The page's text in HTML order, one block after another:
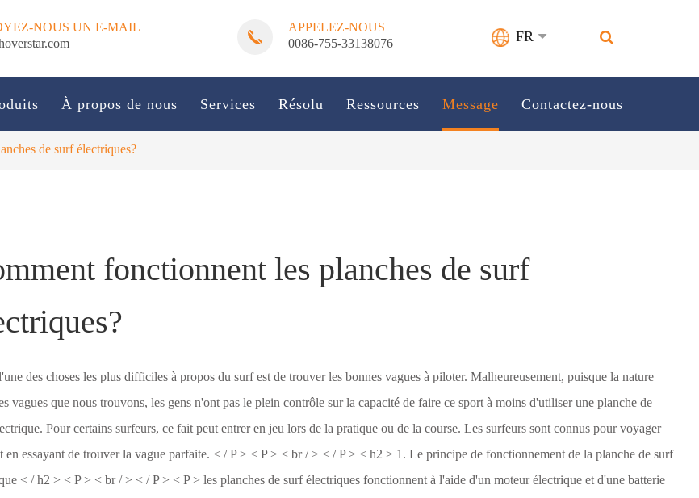
NOUS UN E-MAIL
APPELEZ-NOUS
0086-755-33138076
FR
À propos de nous Services Résolu Ressources Message Contactez-nous
de surf électriques?
fonctionnent les planches de surf
des choses les plus difficiles à propos du surf est de trouver les bonnes vagues à piloter. Malheureusement, puisque la nature
vagues que nous trouvons, les gens n'ont pas le plein contrôle sur la capacité de faire ce sport à moins d'utiliser une planche de
Pour certains surfeurs, ce fait peut entrer en jeu lors de la pratique ou de la course. Les surfeurs sont connus pour voyager
en essayant de trouver la vague parfaite. < / P > < P > < br / > < / P > < h2 > 1. Le principe de fonctionnement de la planche de surf
< / h2 > < P > < br / > < / P > < P > les planches de surf électriques fonctionnent à l'aide d'un moteur électrique et d'une batterie